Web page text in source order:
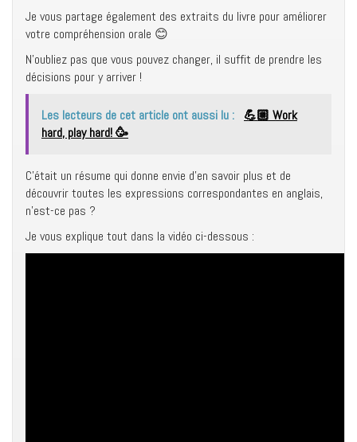
Je vous partage également des extraits du livre pour améliorer
votre compréhension orale 😊
N’oubliez pas que vous pouvez changer, il suffit de prendre les
décisions pour y arriver !
Les lecteurs de cet article ont aussi lu :
💪🏼 Work
hard, play hard! 🥳
C’était un résume qui donne envie d’en savoir plus et de
découvrir toutes les expressions correspondantes en anglais,
n’est-ce pas ?
Je vous explique tout dans la vidéo ci-dessous :